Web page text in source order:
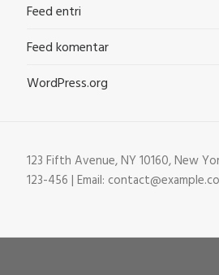
Feed entri
Feed komentar
WordPress.org
123 Fifth Avenue, NY 10160, New
123-456 | Email: